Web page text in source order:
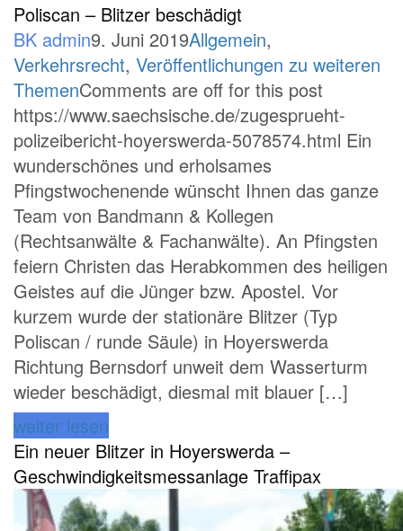
Poliscan – Blitzer beschädigt
BK admin9. Juni 2019Allgemein,
Verkehrsrecht, Veröffentlichungen zu weiteren
ThemenComments are off for this post
https://www.saechsische.de/zugesprueht-
polizeibericht-hoyerswerda-5078574.html Ein
wunderschönes und erholsames
Pfingstwochenende wünscht Ihnen das ganze
Team von Bandmann & Kollegen
(Rechtsanwälte & Fachanwälte). An Pfingsten
feiern Christen das Herabkommen des heiligen
Geistes auf die Jünger bzw. Apostel. Vor
kurzem wurde der stationäre Blitzer (Typ
Poliscan / runde Säule) in Hoyerswerda
Richtung Bernsdorf unweit dem Wasserturm
wieder beschädigt, diesmal mit blauer […]
weiter lesen
Ein neuer Blitzer in Hoyerswerda –
Geschwindigkeitsmessanlage Traffipax